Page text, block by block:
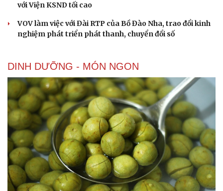
với Viện KSND tối cao
VOV làm việc với Đài RTP của Bồ Đào Nha, trao đổi kinh
nghiệm phát triển phát thanh, chuyển đổi số
DINH DƯỠNG - MÓN NGON